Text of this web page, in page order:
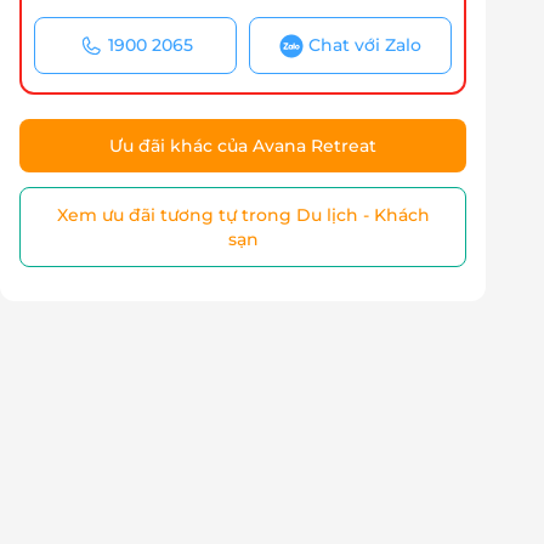
1900 2065 Chat với Zalo
Ưu đãi khác của Avana Retreat
Xem ưu đãi tương tự trong Du lịch - Khách
sạn